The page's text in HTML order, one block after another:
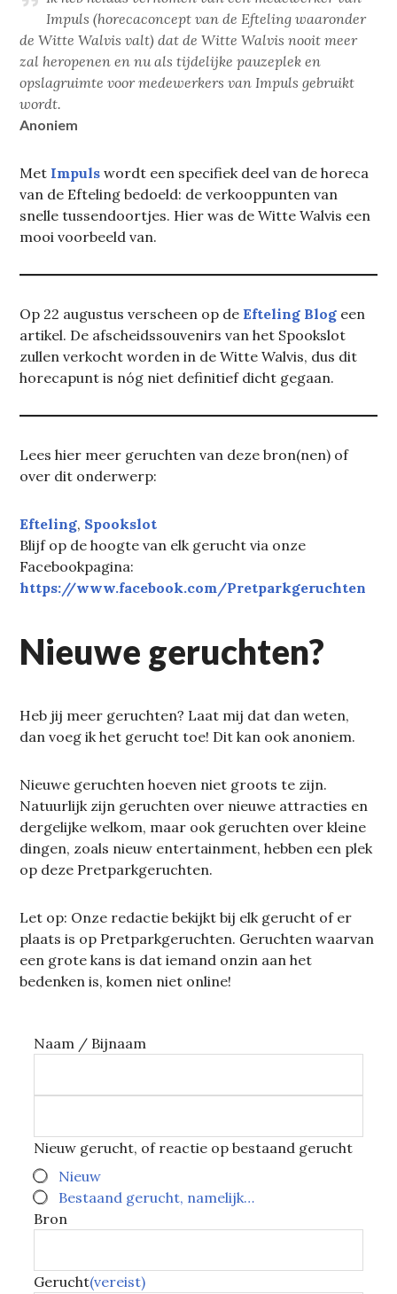
Impuls (horecaconcept van de Efteling waaronder
de Witte Walvis valt) dat de Witte Walvis nooit meer
zal heropenen en nu als tijdelijke pauzeplek en
opslagruimte voor medewerkers van Impuls gebruikt
wordt.
Anoniem
Met Impuls wordt een specifiek deel van de horeca
van de Efteling bedoeld: de verkooppunten van
snelle tussendoortjes. Hier was de Witte Walvis een
mooi voorbeeld van.
Op 22 augustus verscheen op deEfteling Blog een
artikel. De afscheidssouvenirs van het Spookslot
zullen verkocht worden in de Witte Walvis, dus dit
horecapunt is nóg niet definitief dicht gegaan.
Lees hier meer geruchten van deze bron(nen) of
over dit onderwerp:
Efteling, Spookslot
Blijf op de hoogte van elk gerucht via onze
Facebookpagina:
https://www.facebook.com/Pretparkgeruchten
Nieuwe geruchten?
Heb jij meer geruchten? Laat mij dat dan weten,
dan voeg ik het gerucht toe! Dit kan ook anoniem.
Nieuwe geruchten hoeven niet groots te zijn.
Natuurlijk zijn geruchten over nieuwe attracties en
dergelijke welkom, maar ook geruchten over kleine
dingen, zoals nieuw entertainment, hebben een plek
op deze Pretparkgeruchten.
Let op: Onze redactie bekijkt bij elk gerucht of er
plaats is op Pretparkgeruchten. Geruchten waarvan
een grote kans is dat iemand onzin aan het
bedenken is, komen niet online!
Naam / Bijnaam
Nieuw gerucht, of reactie op bestaand gerucht
Nieuw
Bestaand gerucht, namelijk…
Bron
Gerucht(vereist)